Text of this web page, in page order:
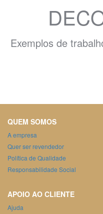
Exemplos de
QUEM SOMOS
A empresa
Quer ser revendedor
Política de Qualidade
Responsabilidade Social
APOIO AO CLIENTE
Ajuda